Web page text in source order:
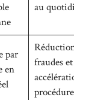
au quotidien
par
en
Réduction des
fraudes et
accélération
procédures